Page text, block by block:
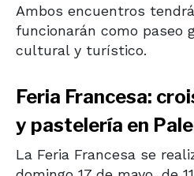
Ambos encuentros
funcionarán como paseo
cultural y turístico.
Feria Francesa:
y pastelería en
La Feria Francesa se